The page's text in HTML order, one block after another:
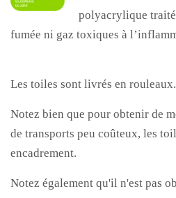
polyacrylique
fumée ni gaz toxiques à
Les toiles sont livrés en rouleaux.
Notez bien que pour obtenir de
de transports peu coûteux, les
encadrement.
Notez également qu'il n'est pas